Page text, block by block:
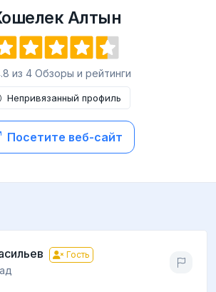
Алтын
из 4 Обзоры и рейтинги
Непривязанный профиль
Посетите веб-сайт
Гость